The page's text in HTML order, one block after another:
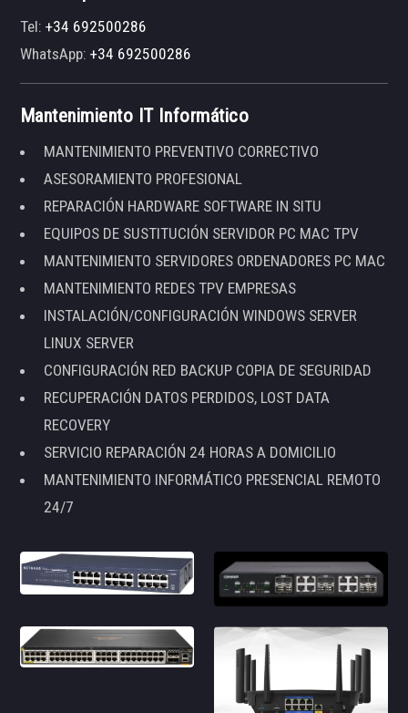
Tel:+34 692500286
WhatsApp:+34 692500286
Mantenimiento IT Informático
MANTENIMIENTO PREVENTIVO CORRECTIVO
ASESORAMIENTO PROFESIONAL
REPARACIÓN HARDWARE SOFTWARE IN SITU
EQUIPOS DE SUSTITUCIÓN SERVIDOR PC MAC TPV
MANTENIMIENTO SERVIDORES ORDENADORES PC MAC
MANTENIMIENTO REDES TPV EMPRESAS
INSTALACIÓN/CONFIGURACIÓN WINDOWS SERVER
LINUX SERVER
CONFIGURACIÓN RED BACKUP COPIA DE SEGURIDAD
RECUPERACIÓN DATOS PERDIDOS, LOST DATA
RECOVERY
SERVICIO REPARACIÓN 24 HORAS A DOMICILIO
MANTENIMIENTO INFORMÁTICO PRESENCIAL REMOTO
24/7